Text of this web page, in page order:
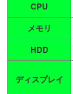
CPU
メモリ
HDD
ディスプレイ